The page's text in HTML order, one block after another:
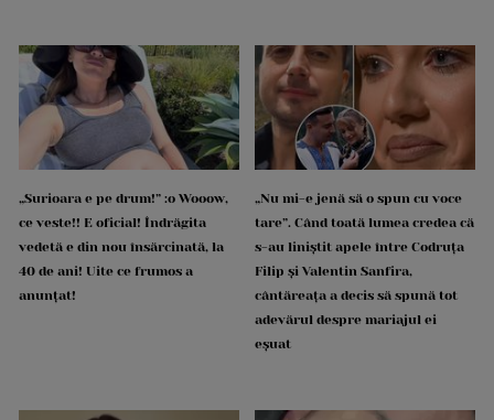
„Surioara e pe drum!” :o Wooow,
ce veste!! E oficial! Îndrăgita
vedetă e din nou însărcinată, la
40 de ani! Uite ce frumos a
anunțat!
„Nu mi-e jenă să o spun cu voce
tare”. Când toată lumea credea că
s-au liniștit apele între Codruța
Filip și Valentin Sanfira,
cântăreața a decis să spună tot
adevărul despre mariajul ei
eșuat